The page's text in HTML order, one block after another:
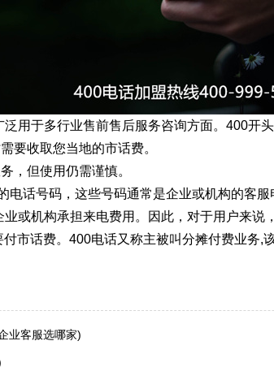
用于多行业售前售后服务咨询方面。400开
要收取您当地的市话费。
，但使用仍需谨慎。
电话号码，这些号码通常是企业或机构的客
或机构承担来电费用。因此，对于用户来说
市话费。400电话又称主被叫分摊付费业务,
业客服选哪家)